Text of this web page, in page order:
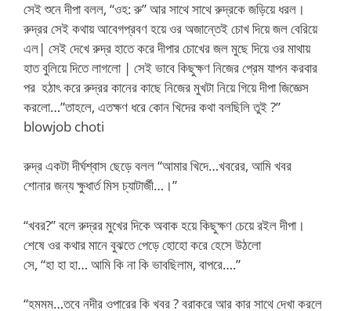
সেই শুনে দীপা বলল, “ওহ: রু” আর সাথে সাথে রুদ্রকে জড়িয়ে ধরল।
রুদ্রর সেই কথায় আবেগপ্রবণ হয়ে ওর অজান্তেই চোখ দিয়ে জল বেরিয়ে
এল| সেই দেখে রুদ্র হাতে করে দীপার চোখের জল মুছে দিয়ে ওর মাথায়
হাত বুলিয়ে দিতে লাগলো | সেই ভাবে কিছুক্ষণ নিজের প্রেম যাপন করবার
পর হঠাৎ করে রুদ্রর কানের কাছে নিজের মুখটা নিয়ে গিয়ে দীপা জিজ্ঞেস
করলো…”তাহলে, এতক্ষণ ধরে কোন খিদের কথা বলছিলি তুই ?”
blowjob choti
রুদ্র একটা দীর্ঘশ্বাস ছেড়ে বলল “আমার খিদে…খবরের, আমি খবর
শোনার জন্য ক্ষুধার্ত মিস চ্যাটার্জী…।”
“খবর?” বলে রুদ্রর মুখের দিকে অবাক হয়ে কিছুক্ষণ চেয়ে রইল দীপা।
শেষে ওর কথার মানে বুঝতে পেড়ে হোহো করে হেসে উঠলো
সে, “হা হা হা… আমি কি না কি ভাবছিলাম, বাপরে….”
“হমমম…তবে নদীর ওপারের কি খবর ? বরাকরে আর কার সাথে দেখা করলে